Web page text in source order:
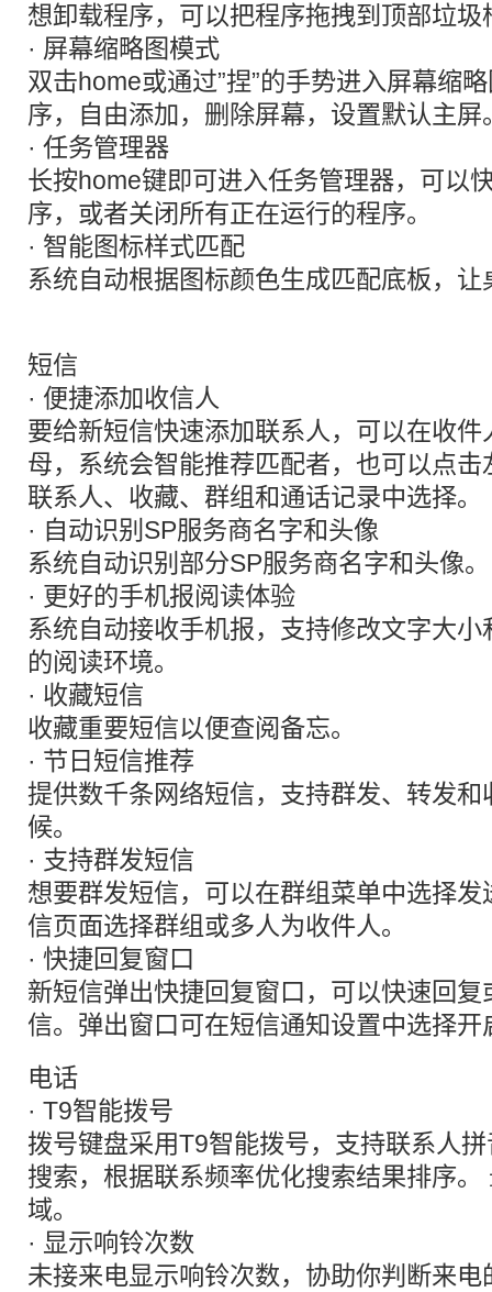
想卸载程序，可以把程序拖拽到顶部垃圾
· 屏幕缩略图模式
双击home或通过”捏”的手势进入屏幕缩
序，自由添加，删除屏幕，设置默认主屏
· 任务管理器
长按home键即可进入任务管理器，可以
序，或者关闭所有正在运行的程序。
· 智能图标样式匹配
系统自动根据图标颜色生成匹配底板，
短信
· 便捷添加收信人
要给新短信快速添加联系人，可以在收
母，系统会智能推荐匹配者，也可以点
联系人、收藏、群组和通话记录中选择。
· 自动识别SP服务商名字和头像
系统自动识别部分SP服务商名字和头像。
· 更好的手机报阅读体验
系统自动接收手机报，支持修改文字大
的阅读环境。
· 收藏短信
收藏重要短信以便查阅备忘。
· 节日短信推荐
提供数千条网络短信，支持群发、转发
候。
· 支持群发短信
想要群发短信，可以在群组菜单中选择
信页面选择群组或多人为收件人。
· 快捷回复窗口
新短信弹出快捷回复窗口，可以快速回
信。弹出窗口可在短信通知设置中选择开
电话
· T9智能拨号
拨号键盘采用T9智能拨号，支持联系人
搜索，根据联系频率优化搜索结果排序。
域。
· 显示响铃次数
未接来电显示响铃次数，协助你判断来